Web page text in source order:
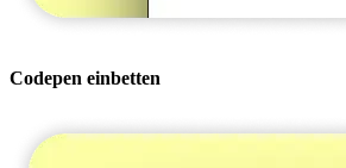
Codepen einbetten